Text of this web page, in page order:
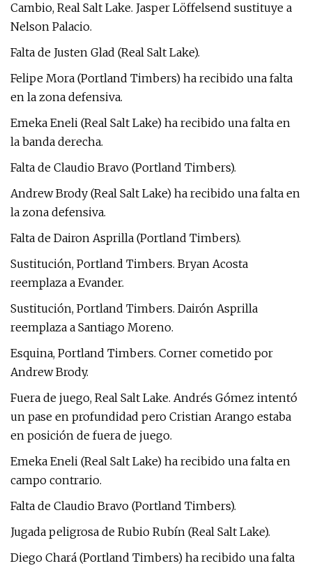
Cambio, Real Salt Lake. Jasper Löffelsend sustituye a
Nelson Palacio.
Falta de Justen Glad (Real Salt Lake).
Felipe Mora (Portland Timbers) ha recibido una falta
en la zona defensiva.
Emeka Eneli (Real Salt Lake) ha recibido una falta en
la banda derecha.
Falta de Claudio Bravo (Portland Timbers).
Andrew Brody (Real Salt Lake) ha recibido una falta en
la zona defensiva.
Falta de Dairon Asprilla (Portland Timbers).
Sustitución, Portland Timbers. Bryan Acosta
reemplaza a Evander.
Sustitución, Portland Timbers. Dairón Asprilla
reemplaza a Santiago Moreno.
Esquina, Portland Timbers. Corner cometido por
Andrew Brody.
Fuera de juego, Real Salt Lake. Andrés Gómez intentó
un pase en profundidad pero Cristian Arango estaba
en posición de fuera de juego.
Emeka Eneli (Real Salt Lake) ha recibido una falta en
campo contrario.
Falta de Claudio Bravo (Portland Timbers).
Jugada peligrosa de Rubio Rubín (Real Salt Lake).
Diego Chará (Portland Timbers) ha recibido una falta